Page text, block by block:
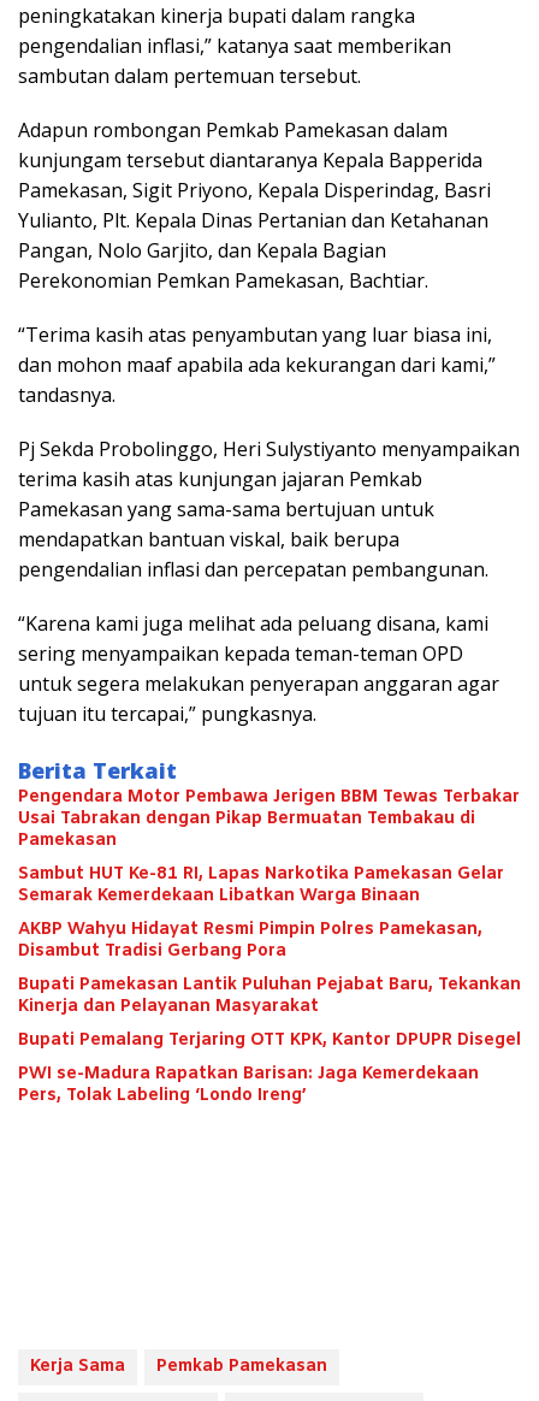
peningkatakan kinerja bupati dalam rangka
pengendalian inflasi,” katanya saat memberikan
sambutan dalam pertemuan tersebut.
Adapun rombongan Pemkab Pamekasan dalam
kunjungam tersebut diantaranya Kepala Bapperida
Pamekasan, Sigit Priyono, Kepala Disperindag, Basri
Yulianto, Plt. Kepala Dinas Pertanian dan Ketahanan
Pangan, Nolo Garjito, dan Kepala Bagian
Perekonomian Pemkan Pamekasan, Bachtiar.
“Terima kasih atas penyambutan yang luar biasa ini,
dan mohon maaf apabila ada kekurangan dari kami,”
tandasnya.
Pj Sekda Probolinggo, Heri Sulystiyanto menyampaikan
terima kasih atas kunjungan jajaran Pemkab
Pamekasan yang sama-sama bertujuan untuk
mendapatkan bantuan viskal, baik berupa
pengendalian inflasi dan percepatan pembangunan.
“Karena kami juga melihat ada peluang disana, kami
sering menyampaikan kepada teman-teman OPD
untuk segera melakukan penyerapan anggaran agar
tujuan itu tercapai,” pungkasnya.
Berita Terkait
Pengendara Motor Pembawa Jerigen BBM Tewas Terbakar
Usai Tabrakan dengan Pikap Bermuatan Tembakau di
Pamekasan
Sambut HUT Ke-81 RI, Lapas Narkotika Pamekasan Gelar
Semarak Kemerdekaan Libatkan Warga Binaan
AKBP Wahyu Hidayat Resmi Pimpin Polres Pamekasan,
Disambut Tradisi Gerbang Pora
Bupati Pamekasan Lantik Puluhan Pejabat Baru, Tekankan
Kinerja dan Pelayanan Masyarakat
Bupati Pemalang Terjaring OTT KPK, Kantor DPUPR Disegel
PWI se-Madura Rapatkan Barisan: Jaga Kemerdekaan
Pers, Tolak Labeling ‘Londo Ireng’
Kerja Sama
Pemkab Pamekasan